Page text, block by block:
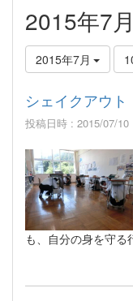
2015年7
2015年7月
シェイクアウト
投稿日時 : 2015/07/10
も、自分の身を守る